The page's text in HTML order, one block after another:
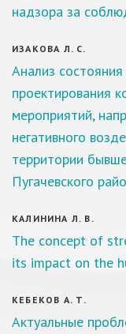
надзора за
ИЗАКОВА Л. С.
Анализ
проектирования
мероприятий,
негативного
территории
Пугачевского
КАЛИНИНА Л. В.
The concept of
its impact on the
КЕБЕКОВ А. Т.
Актуальные